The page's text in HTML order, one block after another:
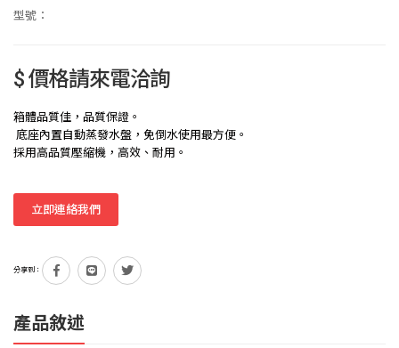
型號：
$ 價格請來電洽詢
箱體品質佳，品質保證。
底座內置自動蒸發水盤，免倒水使用最方便。
採用高品質壓縮機，高效、耐用。
立即連絡我們
分享到：
產品敘述